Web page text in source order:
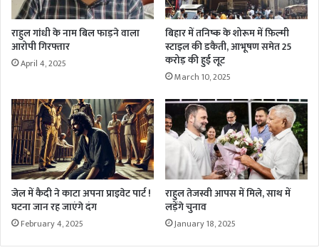
राहुल गांधी के नाम बिल फाड़ने वाला
आरोपी गिरफ्तार
April 4, 2025
बिहार में तनिष्क के शोरूम में फ़िल्मी
स्टाइल की डकैती, आभूषण समेत 25
करोड़ की हुई लूट
March 10, 2025
जेल में कैदी ने काटा अपना प्राइवेट पार्ट !
घटना जान रह जाएंगे दंग
February 4, 2025
राहुल तेजस्वी आपस में मिले, साथ में
लड़ेंगे चुनाव
January 18, 2025